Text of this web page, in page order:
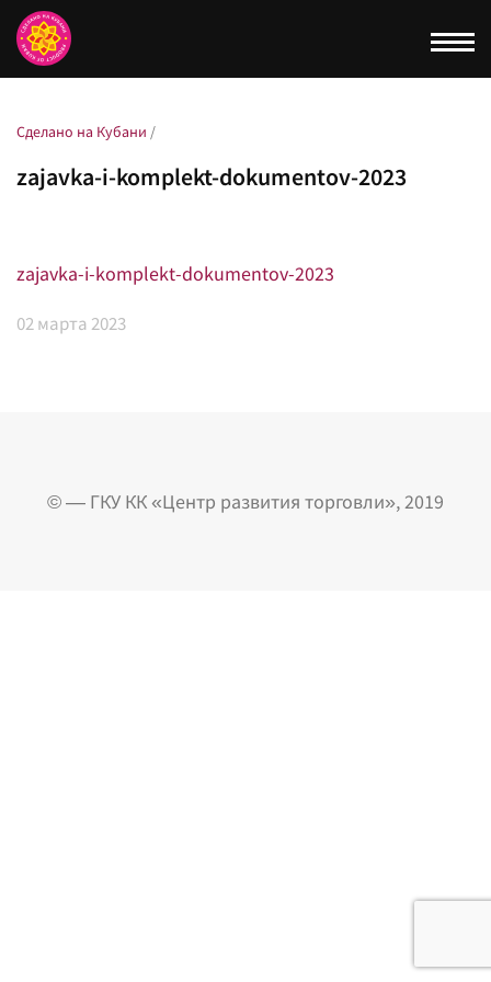
Сделано на Кубани /
zajavka-i-komplekt-dokumentov-2023
zajavka-i-komplekt-dokumentov-2023
02марта 2023
© — ГКУ КК «Центр развития торговли», 2019